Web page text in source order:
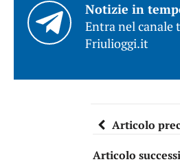
Notizie in
Entra nel canale
Friulioggi.it
Articolo
Articolo